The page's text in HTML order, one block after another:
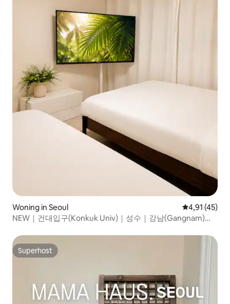
Woning in Seoul Gemiddelde
4,91 (45)
NEW｜건대입구(Konkuk Univ)｜성수｜강남(Gangnam)｜
Superhost
Superhost